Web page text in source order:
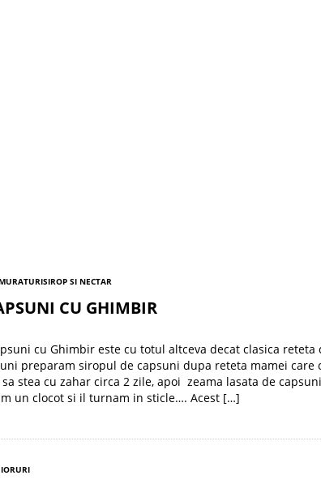
SIROP SI NECTAR
CU GHIMBIR
cu Ghimbir este cu totul altceva decat clasica reteta
preparam siropul de capsuni dupa reteta mamei care
stea cu zahar circa 2 zile, apoi zeama lasata de
un clocot si il turnam in sticle…. Acest […]